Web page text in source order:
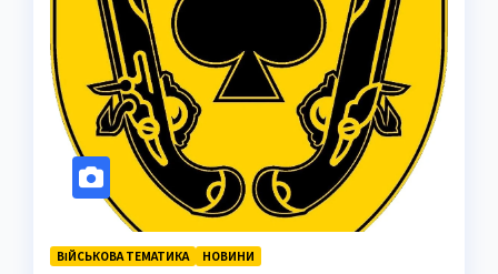
ВІЙСЬКОВА ТЕМАТИКА НОВИНИ